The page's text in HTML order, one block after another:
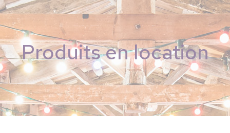
Produits en location